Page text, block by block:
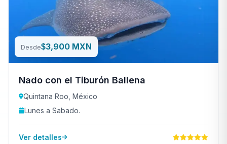
Desde$3,900 MXN
Nado con el Tiburón Ballena
Quintana Roo, México
Lunes a Sabado.
Ver detalles